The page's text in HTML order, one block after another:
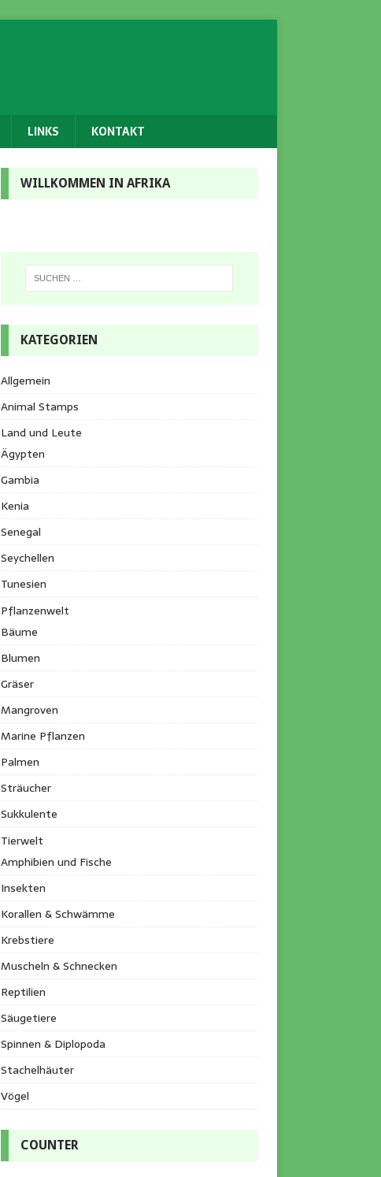
LINKS KONTAKT
WILLKOMMEN IN AFRIKA
KATEGORIEN
Allgemein
Animal Stamps
Land und Leute
Ägypten
Gambia
Kenia
Senegal
Seychellen
Tunesien
Pflanzenwelt
Bäume
Blumen
Gräser
Mangroven
Marine Pflanzen
Palmen
Sträucher
Sukkulente
Tierwelt
Amphibien und Fische
Insekten
Korallen & Schwämme
Krebstiere
Muscheln & Schnecken
Reptilien
Säugetiere
Spinnen & Diplopoda
Stachelhäuter
Vögel
COUNTER